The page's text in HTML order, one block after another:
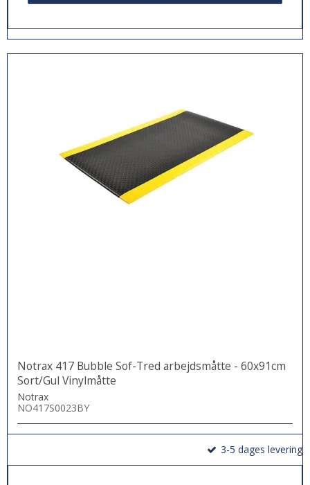
Notrax 417 Bubble Sof-Tred arbejdsmåtte - 60x91cm
Sort/Gul Vinylmåtte
Notrax
NO417S0023BY
3-5 dages levering